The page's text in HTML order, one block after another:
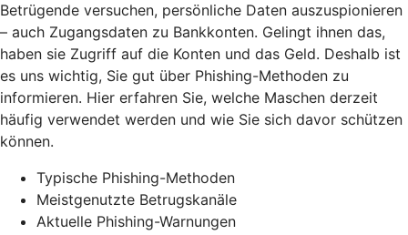
Betrügende versuchen, persönliche Daten auszuspionieren
– auch Zugangsdaten zu Bankkonten. Gelingt ihnen das,
haben sie Zugriff auf die Konten und das Geld. Deshalb ist
es uns wichtig, Sie gut über Phishing-Methoden zu
informieren. Hier erfahren Sie, welche Maschen derzeit
häufig verwendet werden und wie Sie sich davor schützen
können.
Typische Phishing-Methoden
Meistgenutzte Betrugskanäle
Aktuelle Phishing-Warnungen